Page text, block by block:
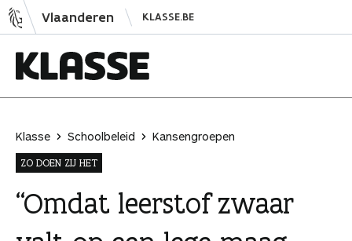
N
a
Vlaanderen KLASSE.BE
a
s
s
e
Klasse Schoolbeleid
Kansengroepen
ZO DOEN ZIJ HET
“Omdat leerstof zwaar